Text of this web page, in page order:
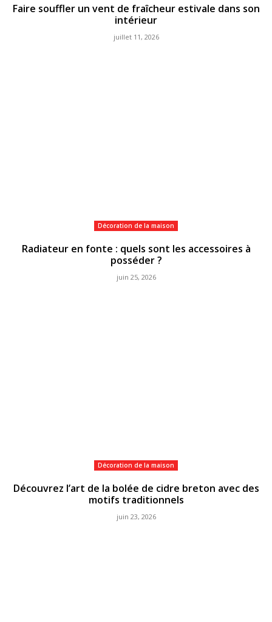
Faire souffler un vent de fraîcheur estivale dans son
intérieur
juillet 11, 2026
Décoration de la maison
Radiateur en fonte : quels sont les accessoires à
posséder ?
juin 25, 2026
Décoration de la maison
Découvrez l’art de la bolée de cidre breton avec des
motifs traditionnels
juin 23, 2026